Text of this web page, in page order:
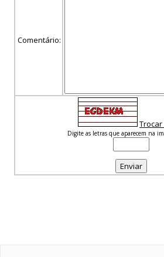
Comentário:
Digite as letras que aparecem na